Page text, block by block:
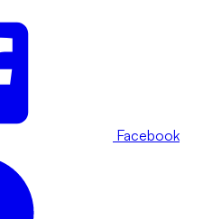
Facebook